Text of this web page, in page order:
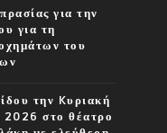
για την
για τη
του
την Kυριακή
2026 στο θέατρο